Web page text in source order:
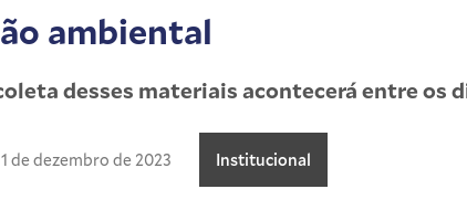
ambiental
desses materiais acontecerá entre os
1 de dezembro de 2023 Institucional